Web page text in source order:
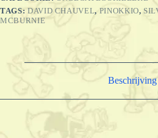
TAGS: DAVID CHAUVEL, PINOKKIO,
MCBURNIE
Beschrijving